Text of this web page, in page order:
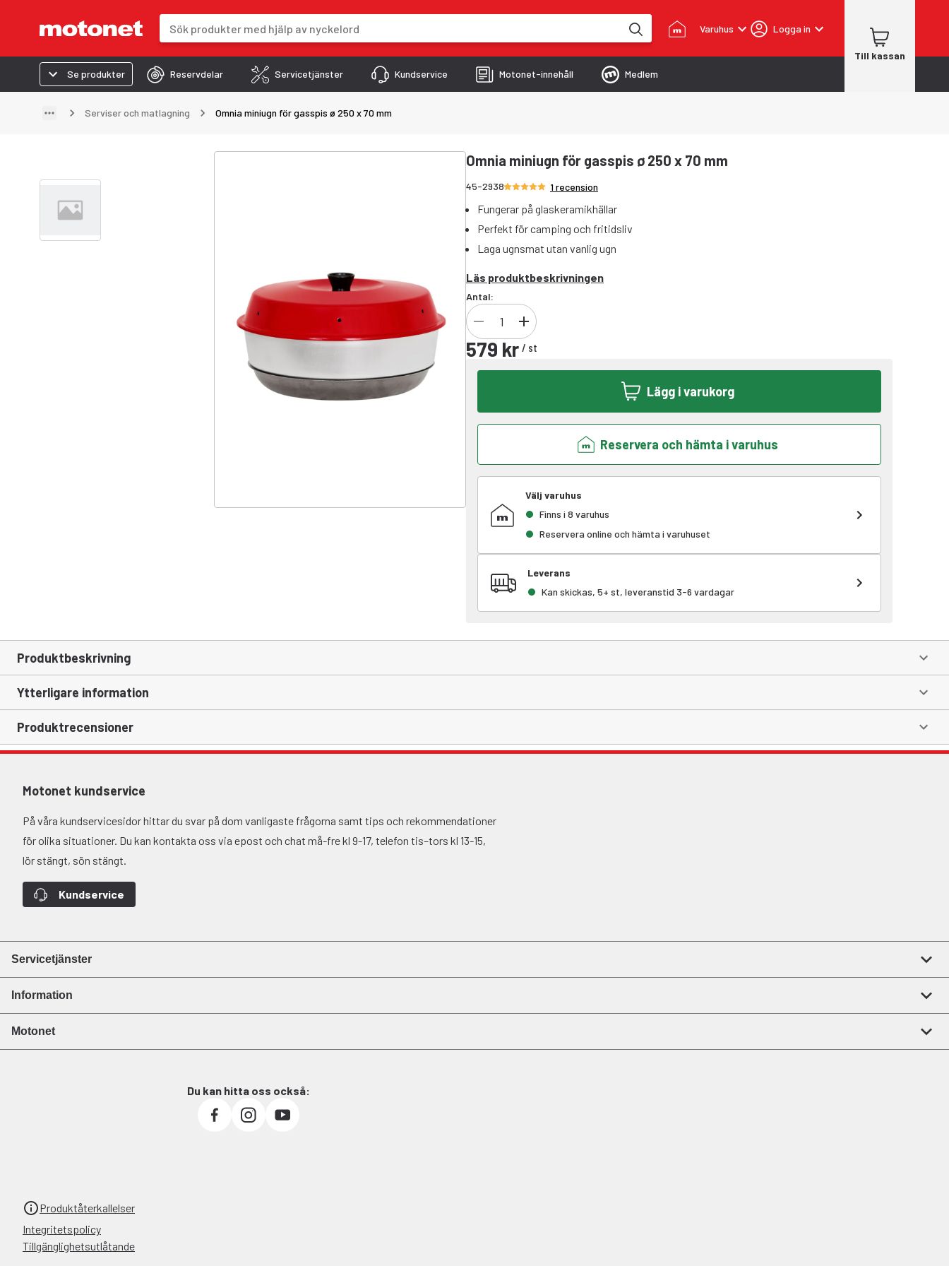
Varuhus Logga in
Till kassan
Se produkter
Reservdelar Servicetjänster Kundservice Motonet-innehåll Medlem
Serviser och matlagning Omnia miniugn för gasspis ø 250 x 70 mm
Omnia miniugn för gasspis ø 250 x 70 mm
45-2938Betyg 5/5 stjärnor
1 recension
Fungerar på glaskeramikhällar
Perfekt för camping och fritidsliv
Laga ugnsmat utan vanlig ugn
Läs produktbeskrivningen
Antal:
579 kr / st
Lägg i varukorg
Reservera och hämta i varuhus
Välj varuhus
Finns i 8 varuhus
Reservera online och hämta i varuhuset
Leverans
Kan skickas, 5+ st, leveranstid 3-6 vardagar
Produktbeskrivning
Ytterligare information
Produktrecensioner
Motonet kundservice
På våra kundservicesidor hittar du svar på dom vanligaste frågorna samt tips och rekommendationer
för olika situationer. Du kan kontakta oss via epost och chat må-fre kl 9-17, telefon tis–tors kl 13-15,
lör stängt, sön stängt.
Kundservice
Servicetjänster
Information
Motonet
Du kan hitta oss också:
Produktåterkallelser
Integritetspolicy
Tillgänglighetsutlåtande